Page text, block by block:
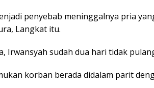
penyebab meninggalnya pria
Langkat itu.
Irwansyah sudah dua hari tidak
korban berada didalam parit